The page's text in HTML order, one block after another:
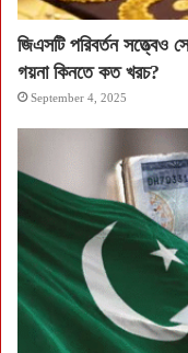
জিএসটি পরিবর্তন সত্ত্বেও
গয়না কিনতে কত খরচ?
September 4, 2025